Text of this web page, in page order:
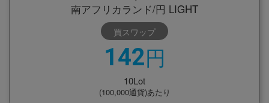
南アフリカランド/円 LIGHT
買スワップ
142円
10Lot
(100,000通貨)あたり